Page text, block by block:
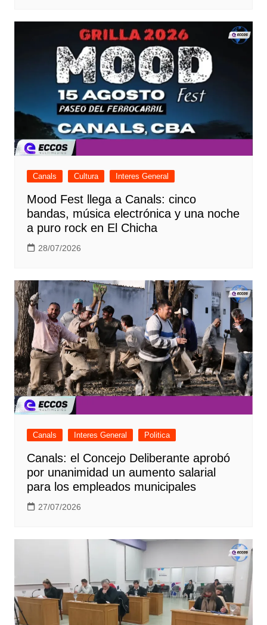
Canals Cultura Interes General
Mood Fest llega a Canals: cinco
bandas, música electrónica y una noche
a puro rock en El Chicha
28/07/2026
Canals Interes General Politica
Canals: el Concejo Deliberante aprobó
por unanimidad un aumento salarial
para los empleados municipales
27/07/2026